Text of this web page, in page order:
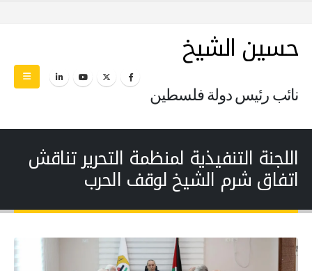
حسين الشيخ
نائب رئيس دولة فلسطين
اللجنة التنفيذية لمنظمة التحرير تناقش
اتفاق شرم الشيخ لوقف الحرب